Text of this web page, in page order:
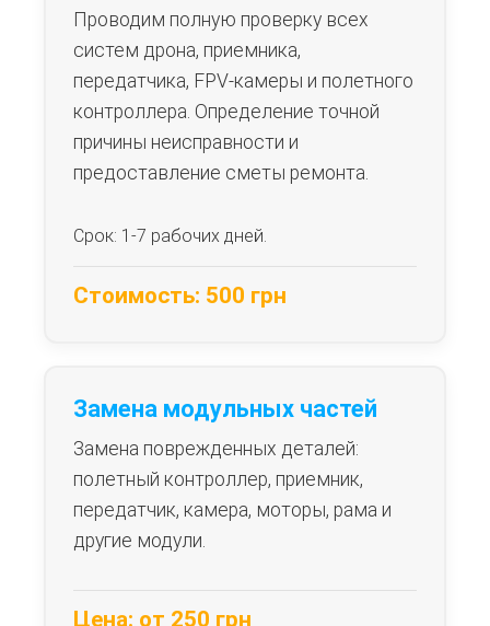
Проводим полную проверку всех
систем дрона, приемника,
передатчика, FPV-камеры и полетного
контроллера. Определение точной
причины неисправности и
предоставление сметы ремонта.
Срок: 1-7 рабочих дней.
Стоимость: 500 грн
Замена модульных частей
Замена поврежденных деталей:
полетный контроллер, приемник,
передатчик, камера, моторы, рама и
другие модули.
Цена: от 250 грн